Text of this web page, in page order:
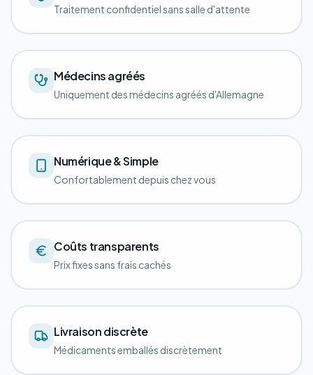
Traitement confidentiel sans salle d'attente
Médecins agréés
Uniquement des médecins agréés d'Allemagne
Numérique & Simple
Confortablement depuis chez vous
Coûts transparents
Prix fixes sans frais cachés
Livraison discrète
Médicaments emballés discrètement